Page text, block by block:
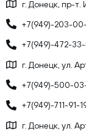
г. Донецк, пр-т.
+7(949)-203-
+7(949)-472-
г. Донецк, ул.
+7(949)-500-
+7(949)-711-91-
г. Донецк, ул.